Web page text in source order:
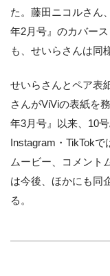
た。藤田ニコルさん
年2月号』のカバー
も、せいらさんは同
せいらさんとペア表
さんがViViの表紙を
年3月号』以来、10
Instagram・TikTok
ムービー、コメント
は今後、ほかにも同
る。